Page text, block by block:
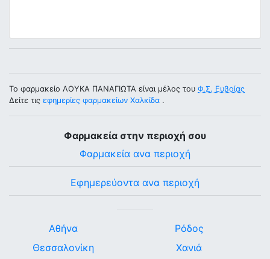
Το φαρμακείο ΛΟΥΚΑ ΠΑΝΑΓΙΩΤΑ είναι μέλος του Φ.Σ. Ευβοίας
Δείτε τις εφημερίες φαρμακείων Χαλκίδα .
Φαρμακεία στην περιοχή σου
Φαρμακεία ανα περιοχή
Εφημερεύοντα ανα περιοχή
Αθήνα
Θεσσαλονίκη
Ρόδος
Χανιά